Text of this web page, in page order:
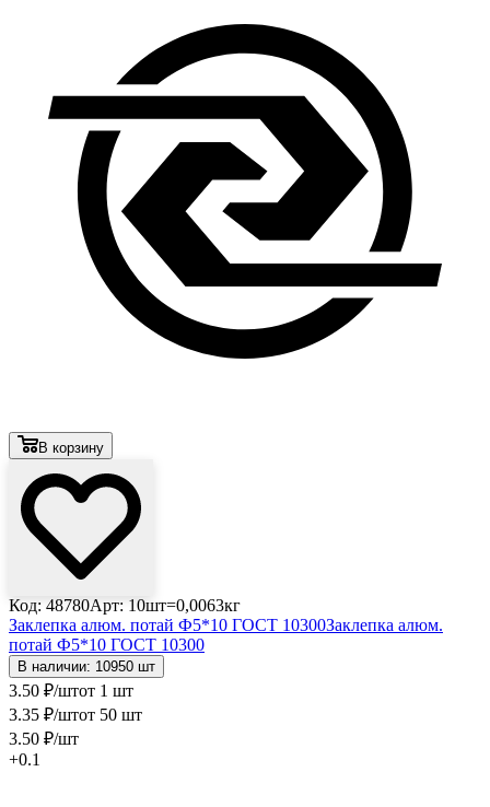
В корзину
Код: 48780Арт: 10шт=0,0063кг
Заклепка алюм. потай Ф5*10 ГОСТ 10300Заклепка алюм.
потай Ф5*10 ГОСТ 10300
В наличии: 10950 шт
3.50 ₽/штот 1 шт
3.35 ₽/штот 50 шт
3.50 ₽/шт
+0.1